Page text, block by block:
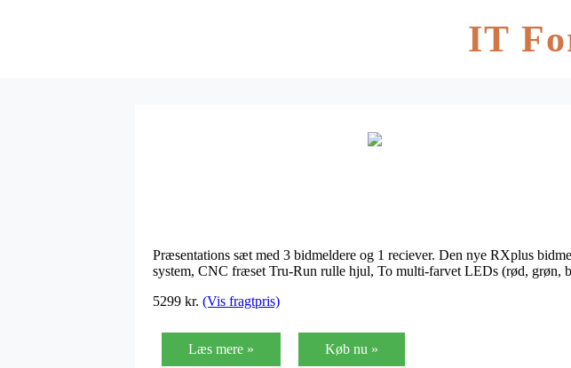
IT
Præsentations sæt med 3 bidmeldere og 1 reciever. Den nye RXplus
system, CNC fræset Tru-Run rulle hjul, To multi-farvet LEDs (rød, grøn,
5299 kr. (Vis fragtpris)
Læs mere » Køb nu »